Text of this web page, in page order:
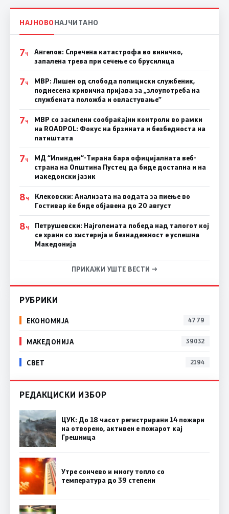
НАЈНОВОНАЈЧИТАНО
7Ч
Ангелов: Спречена катастрофа во виничко,
запалена трева при сечење со брусилица
7Ч
МВР: Лишен од слобода полициски службеник,
поднесена кривична пријава за „злоупотреба на
службената положба и овластување”
7Ч
МВР со засилени сообраќајни контроли во рамки
на ROADPOL: Фокус на брзината и безбедноста на
патиштата
7Ч
МД “Илинден“-Тирана бара официјалната веб-
страна на Општина Пустец да биде достапна и на
македонски јазик
8Ч
Клековски: Анализата на водата за пиење во
Гостивар ќе биде објавена до 20 август
8Ч
Петрушевски: Најголемата победа над талогот кој
се храни со хистерија и безнадежност е успешна
Македонија
ПРИКАЖИ УШТЕ ВЕСТИ →
РУБРИКИ
ЕКОНОМИЈА 4779
МАКЕДОНИЈА 39032
СВЕТ 2194
РЕДАКЦИСКИ ИЗБОР
ЦУК: До 18 часот регистрирани 14 пожари
на отворено, активен е пожарот кај
Грешница
Утре сончево и многу топло со
температура до 39 степени